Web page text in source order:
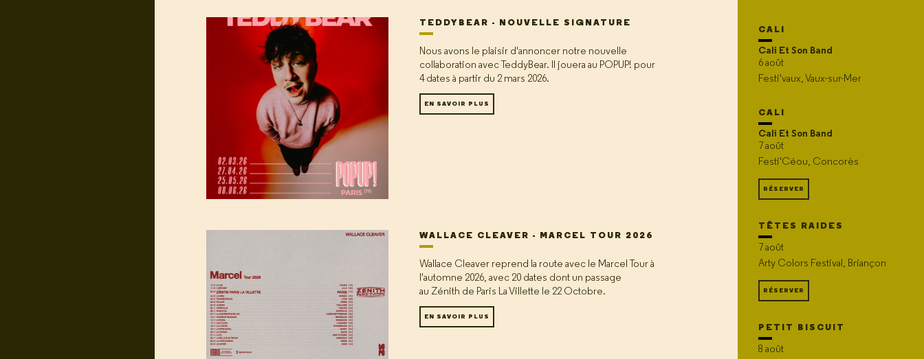
TEDDYBEAR - NOUVELLE SIGNATURE
Nous avons le plaisir d'annoncer notre nouvelle
collaboration avec TeddyBear. Il jouera au POPUP! pour
4 dates à partir du 2 mars 2026.
EN SAVOIR PLUS
WALLACE CLEAVER - MARCEL TOUR 2026
Wallace Cleaver reprend la route avec le Marcel Tour à
l'automne 2026, avec 20 dates dont un passage
au Zénith de Paris La Villette le 22 Octobre.
EN SAVOIR PLUS
CALI
Cali Et Son Band
6 août
Festi'vaux, Vaux-sur-Mer
CALI
Cali Et Son Band
7 août
Festi'Céou, Concorès
RÉSERVER
TÊTES RAIDES
7 août
Arty Colors Festival, Briançon
RÉSERVER
PETIT BISCUIT
8 août